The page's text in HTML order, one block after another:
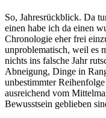
So, Jahresrückblick. Da
einen habe ich da einen
Chronologie eher frei
unproblematisch, weil es
nichts ins falsche Jahr
Abneigung, Dinge in
unbestimmter
ausreichend vom
Bewusstsein geblieben